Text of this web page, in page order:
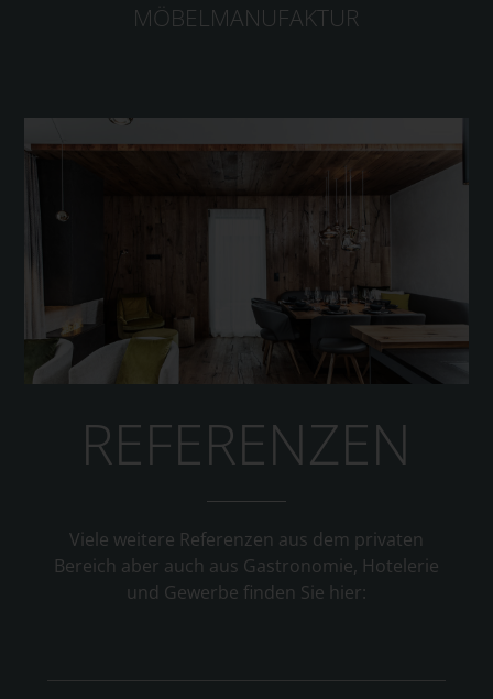
MÖBELMANUFAKTUR
REFERENZEN
Viele weitere Referenzen aus dem privaten
Bereich aber auch aus Gastronomie, Hotelerie
und Gewerbe finden Sie hier: